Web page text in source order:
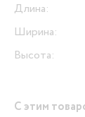
Длина:
Ширина:
Высота:
С этим